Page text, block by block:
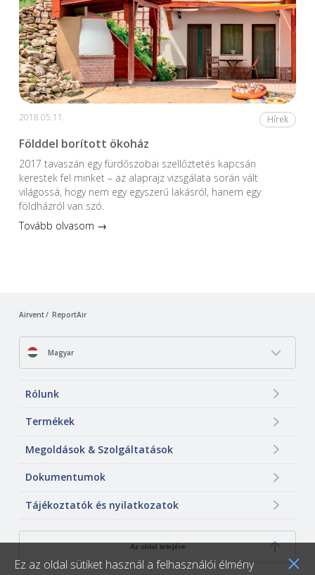
2018.05.11. Hírek
Földdel borított ökoház
2017 tavaszán egy fürdőszobai szellőztetés kapcsán
kerestek fel minket – az alaprajz vizsgálata során vált
világossá, hogy nem egy egyszerű lakásról, hanem egy
földházról van szó.
Tovább olvasom →
Ez az oldal sütiket használ a felhasználói élmény
Airvent ReportAir
Magyar
Rólunk
Termékek
Megoldások & Szolgáltatások
Dokumentumok
Tájékoztatók és nyilatkozatok
Az oldal tetejére